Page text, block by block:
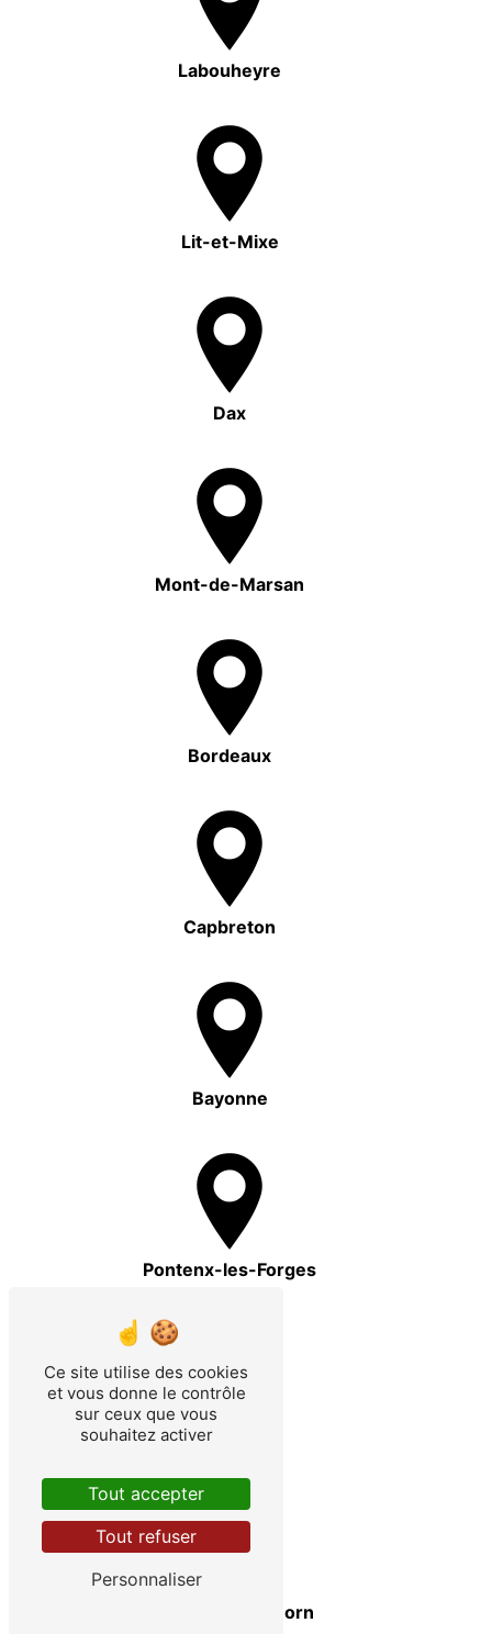
Labouheyre
Lit-et-Mixe
Dax
Mont-de-Marsan
Bordeaux
Capbreton
Bayonne
Pontenx-les-Forges
Aureilhan
Saint-Paul-en-Born
Ce site utilise des cookies
et vous donne le contrôle
sur ceux que vous
souhaitez activer
Tout accepter
Tout refuser
Personnaliser